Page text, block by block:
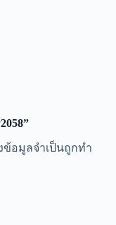
ข้อมูลจำเป็นถูกทำ